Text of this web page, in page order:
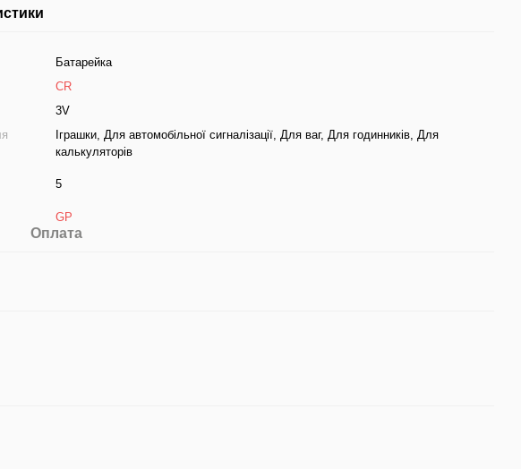
Батарейка
CR
3V
Іграшки, Для автомобільної сигналізації, Для ваг, Для годинників, Для
калькуляторів
5
GP
Оплата